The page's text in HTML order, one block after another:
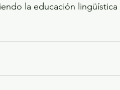
la educación